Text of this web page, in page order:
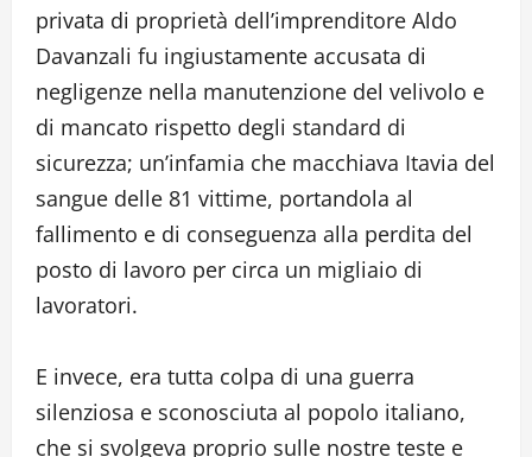
privata di proprietà dell’imprenditore Aldo
Davanzali fu ingiustamente accusata di
negligenze nella manutenzione del velivolo e
di mancato rispetto degli standard di
sicurezza; un’infamia che macchiava Itavia del
sangue delle 81 vittime, portandola al
fallimento e di conseguenza alla perdita del
posto di lavoro per circa un migliaio di
lavoratori.
E invece, era tutta colpa di una guerra
silenziosa e sconosciuta al popolo italiano,
che si svolgeva proprio sulle nostre teste e